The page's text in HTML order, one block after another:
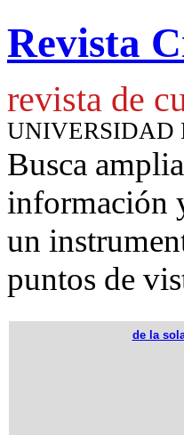
Revista
revista de
UNIVERSIDAD
Busca
información
un
puntos de
de la